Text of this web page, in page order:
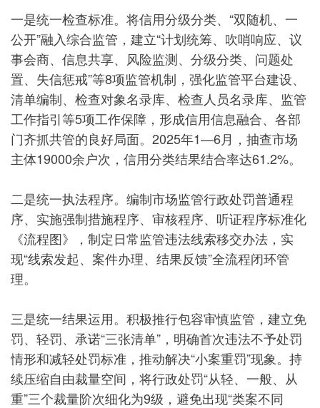
一是统一检查标准。将信用分级分类、“双随机、一
公开”融入综合监管，建立“计划统筹、吹哨响应、议
事会商、信息共享、风险监测、分级分类、问题处
置、失信惩戒”等8项监管机制，强化监管平台建设、
清单编制、检查对象名录库、检查人员名录库、监管
工作指引等5项工作保障，形成信用信息融合、各部
门齐抓共管的良好局面。2025年1—6月，抽查市场
主体19000余户次，信用分类结果结合率达61.2%。
二是统一执法程序。编制市场监管行政处罚普通程
序、实施强制措施程序、审核程序、听证程序标准化
《流程图》，制定日常监管违法线索移交办法，实
现“线索发起、案件办理、结果反馈”全流程闭环管
理。
三是统一结果运用。积极推行包容审慎监管，建立免
罚、轻罚、承诺“三张清单”，明确首次违法不予处罚
情形和减轻处罚标准，推动解决“小案重罚”现象。持
续压缩自由裁量空间，将行政处罚“从轻、一般、从
重”三个裁量阶次细化为9级，避免出现“类案不同